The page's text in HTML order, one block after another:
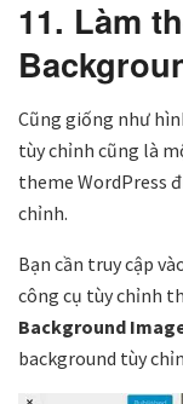
11. Làm
Cũng giống như
tùy chỉnh cũng là
theme WordPress
chỉnh.
Bạn cần truy cập
công cụ tùy chỉnh
Background
background tùy